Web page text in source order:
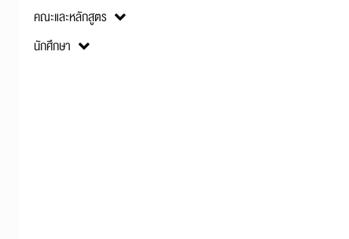
คณะและหลักสูตร
นักศึกษา